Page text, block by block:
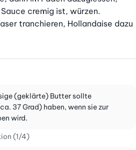
cremig ist, würzen.
tranchieren, Hollandaise dazu
(geklärte) Butter sollte
37 Grad) haben, wenn sie zur
wird.
(1/4)